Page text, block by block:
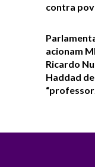
contra
acionam
Ricardo
Haddad de